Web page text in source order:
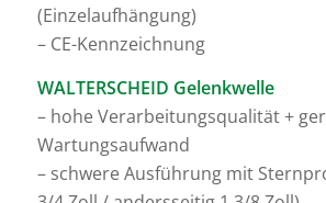
(Einzelaufhängung)
– CE-Kennzeichnung
WALTERSCHEID Gelenkwelle
– hohe Verarbeitungsqualität +
Wartungsaufwand
– schwere Ausführung mit